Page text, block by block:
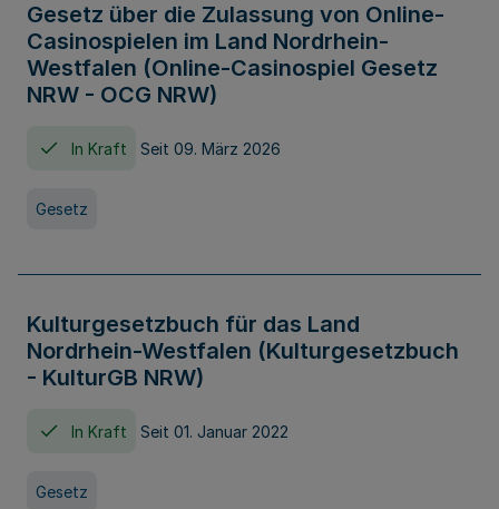
Gesetz über die Zulassung von Online-
Casinospielen im Land Nordrhein-
Westfalen (Online-Casinospiel Gesetz
NRW - OCG NRW)
In Kraft Seit 09. März 2026
Gesetz
Kulturgesetzbuch für das Land
Nordrhein-Westfalen (Kulturgesetzbuch
- KulturGB NRW)
In Kraft Seit 01. Januar 2022
Gesetz